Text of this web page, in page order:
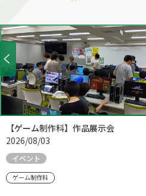
【ゲーム制作科】作品展示会
2026/08/03
イベント
ゲーム制作科